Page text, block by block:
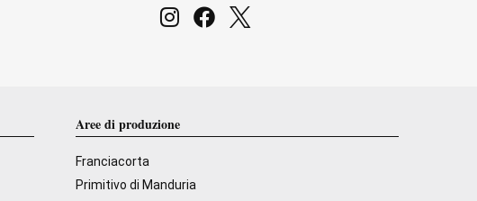
Aree di produzione
Franciacorta
Primitivo di Manduria